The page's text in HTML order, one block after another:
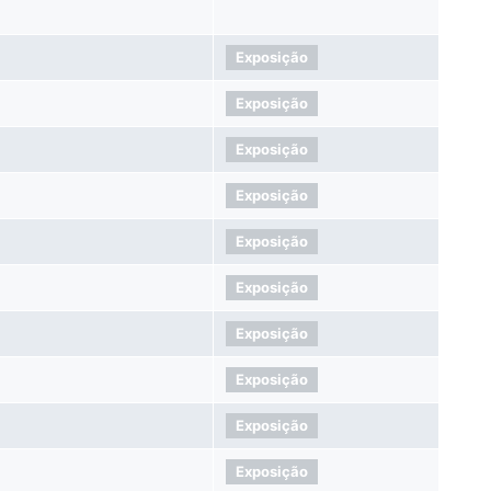
Exposição
Exposição
Exposição
Exposição
Exposição
Exposição
Exposição
Exposição
Exposição
Exposição